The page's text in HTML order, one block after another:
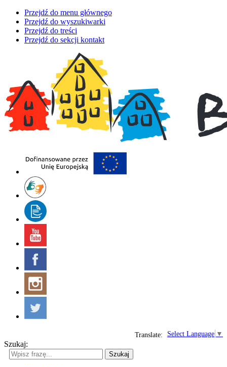
Przejdź do menu głównego
Przejdź do wyszukiwarki
Przejdź do treści
Przejdź do sekcji kontakt
Select Language ▼
Translate:
Szukaj:
Szukaj